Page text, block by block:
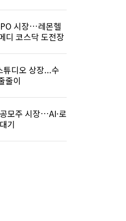
시장…레몬헬
디 코스닥 도전장
튜디오 상장...수
줄이
모주 시장…AI·로
기